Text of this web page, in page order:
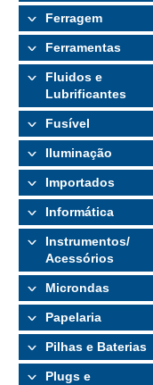
Ferragem
Ferramentas
Fluidos e
Lubrificantes
Fusível
Iluminação
Importados
Informática
Instrumentos/
Acessórios
Microndas
Papelaria
Pilhas e Baterias
Plugs e